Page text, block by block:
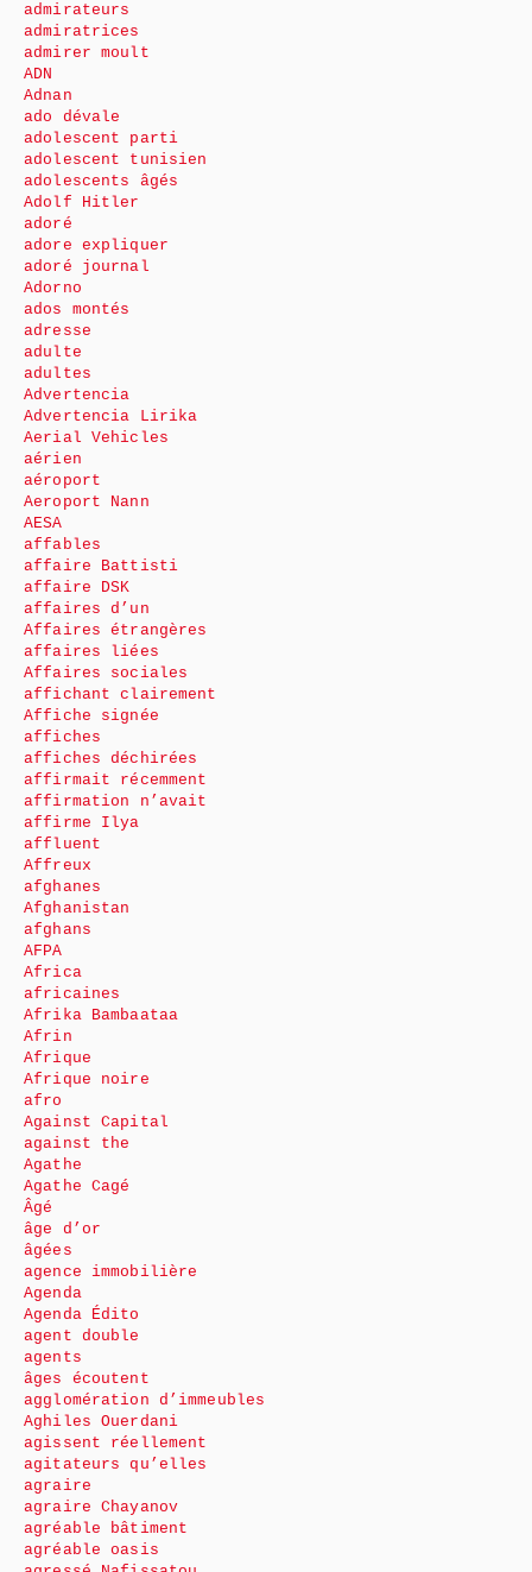
admirateurs
admiratrices
admirer moult
ADN
Adnan
ado dévale
adolescent parti
adolescent tunisien
adolescents âgés
Adolf Hitler
adoré
adore expliquer
adoré journal
Adorno
ados montés
adresse
adulte
adultes
Advertencia
Advertencia Lirika
Aerial Vehicles
aérien
aéroport
Aeroport Nann
AESA
affables
affaire Battisti
affaire DSK
affaires d’un
Affaires étrangères
affaires liées
Affaires sociales
affichant clairement
Affiche signée
affiches
affiches déchirées
affirmait récemment
affirmation n’avait
affirme Ilya
affluent
Affreux
afghanes
Afghanistan
afghans
AFPA
Africa
africaines
Afrika Bambaataa
Afrin
Afrique
Afrique noire
afro
Against Capital
against the
Agathe
Agathe Cagé
Âgé
âge d’or
âgées
agence immobilière
Agenda
Agenda Édito
agent double
agents
âges écoutent
agglomération d’immeubles
Aghiles Ouerdani
agissent réellement
agitateurs qu’elles
agraire
agraire Chayanov
agréable bâtiment
agréable oasis